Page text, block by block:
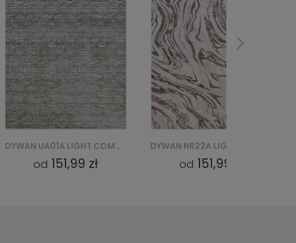
DYWAN NR22A LIGHT COMO HFW - BRĄZOWY
od 151,99 zł od 151,99 zł